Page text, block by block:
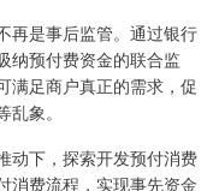
是事后监管。通过银行
纳预付费资金的联合监
满足商户真正的需求，促
象。
下，探索开发预付消费
消费流程，实现事先资金